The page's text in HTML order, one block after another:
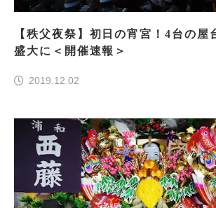
【秩父夜祭】初日の宵宮！4台の屋
盛大に＜開催速報＞
2019.12.02